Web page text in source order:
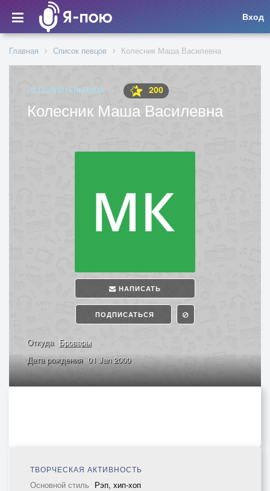
Вход
Главная Список певцов Колесник Маша Василевна
ИСПОЛНИТЕЛЬНИЦА 200
Колесник Маша Василевна
НАПИСАТЬ
ПОДПИСАТЬСЯ
Откуда Бровары
Дата рождения 01 Jan 2000
ТВОРЧЕСКАЯ АКТИВНОСТЬ
Основной стиль Рэп, хип-хоп